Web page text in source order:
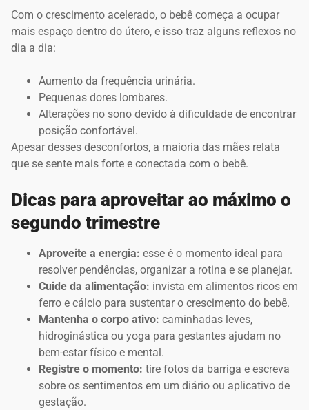
Com o crescimento acelerado, o bebê começa a ocupar
mais espaço dentro do útero, e isso traz alguns reflexos no
dia a dia:
Aumento da frequência urinária.
Pequenas dores lombares.
Alterações no sono devido à dificuldade de encontrar
posição confortável.
Apesar desses desconfortos, a maioria das mães relata
que se sente mais forte e conectada com o bebê.
Dicas para aproveitar ao máximo o
segundo trimestre
Aproveite a energia: esse é o momento ideal para
resolver pendências, organizar a rotina e se planejar.
Cuide da alimentação: invista em alimentos ricos em
ferro e cálcio para sustentar o crescimento do bebê.
Mantenha o corpo ativo: caminhadas leves,
hidroginástica ou yoga para gestantes ajudam no
bem-estar físico e mental.
Registre o momento: tire fotos da barriga e escreva
sobre os sentimentos em um diário ou aplicativo de
gestação.